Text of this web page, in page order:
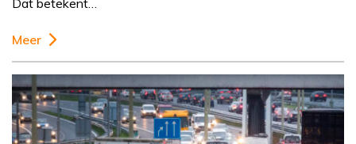
Dat betekent…
Meer